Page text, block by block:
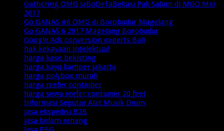
Gathering OMG JaBoDeTaBekasi Pak Salam di MGO Mei
2017
Go GANAS #6 OMG di Borobudur Magelang
Go GANAS 6 2017 Magelang Borobudur
Google Ads conversion experts Bali
hak kekayaan intelektual
harga kaso bekisting
harga kayu kamper jakarta
harga polybox murah
harga reefer container
harga sewa reefer container 20 feet
Informasi Seputar Alat Musik Drum
jasa ekspedisi B2B
jasa kolam renang